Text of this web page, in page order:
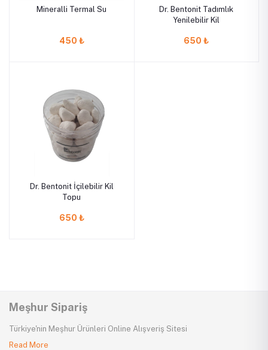
Mineralli Termal Su
450 ₺
Dr. Bentonit Tadımlık
Yenilebilir Kil
650 ₺
Dr. Bentonit İçilebilir Kil
Topu
650 ₺
Meşhur Sipariş
Türkiye'nin Meşhur Ürünleri Online Alışveriş Sitesi
Read More